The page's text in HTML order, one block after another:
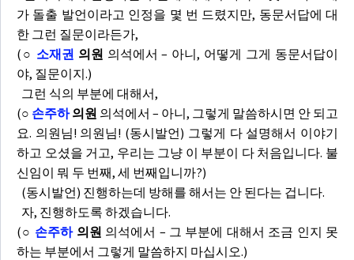
가 돌출 발언이라고 인정을 몇 번 드렸지만, 동문서답에 대
한 그런 질문이라든가,
( ○ 소재권 의원 의석에서 – 아니, 어떻게 그게 동문서답이
야, 질문이지.)
그런 식의 부분에 대해서,
(○ 손주하의원 의석에서 – 아니, 그렇게 말씀하시면 안 되고
요. 의원님! 의원님! (동시발언) 그렇게 다 설명해서 이야기
하고 오셨을 거고, 우리는 그냥 이 부분이 다 처음입니다. 불
신임이 뭐 두 번째, 세 번째입니까?)
(동시발언) 진행하는데 방해를 해서는 안 된다는 겁니다.
자, 진행하도록 하겠습니다.
(○ 손주하의원 의석에서 – 그 부분에 대해서 조금 인지 못
하는 부분에서 그렇게 말씀하지 마십시오.)